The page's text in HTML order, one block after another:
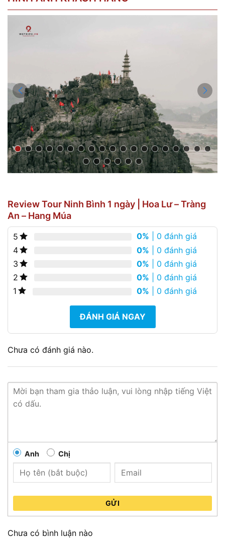
Review Tour Ninh Bình 1 ngày | Hoa Lư – Tràng
An – Hang Múa
5 0% | 0 đánh giá
4
0% | 0 đánh giá
3
0% | 0 đánh giá
2
0% | 0 đánh giá
1
0% | 0 đánh giá
ĐÁNH GIÁ NGAY
Chưa có đánh giá nào.
Anh Chị
GỬI
Chưa có bình luận nào